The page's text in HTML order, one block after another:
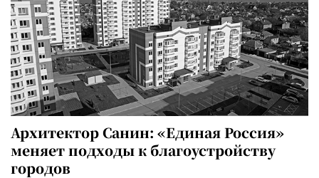
Архитектор Санин: «Единая Россия»
меняет подходы к благоустройству
городов